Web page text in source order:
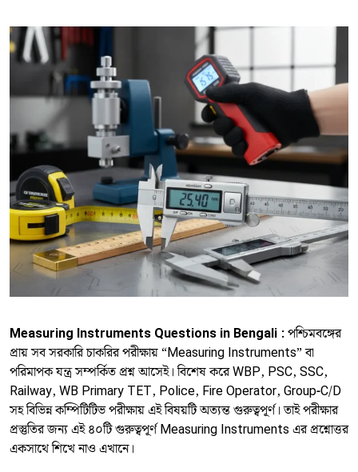
Measuring Instruments Questions in Bengali :পশ্চিমবঙ্গের
প্রায় সব সরকারি চাকরির পরীক্ষায় “Measuring Instruments” বা
পরিমাপক যন্ত্র সম্পর্কিত প্রশ্ন আসেই। বিশেষ করে WBP, PSC, SSC,
Railway, WB Primary TET, Police, Fire Operator, Group-C/D
সহ বিভিন্ন কম্পিটিটিভ পরীক্ষায় এই বিষয়টি অত্যন্ত গুরুত্বপূর্ণ। তাই পরীক্ষার
প্রস্তুতির জন্য এই ৪০টি গুরুত্বপূর্ণ Measuring Instruments এর প্রশ্নোত্তর
একসাথে শিখে নাও এখানে।